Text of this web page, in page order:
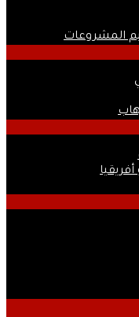
المشروعات